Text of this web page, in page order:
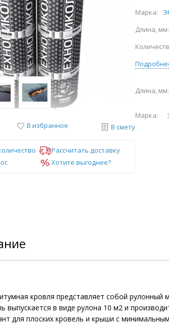
В избранное В смету
Рассчитать доставку
Хотите выгоднее?
Марка:
Длина, мм:
Марка:
Длина, мм:
кровля представляет собой
выпускается в виде рулона 10 м2 и
для плоских кровель и крыши с